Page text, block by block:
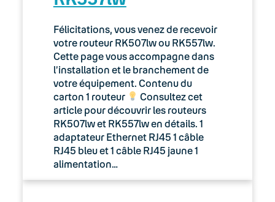
Félicitations, vous venez de recevoir
votre routeur RK507lw ou RK557lw.
Cette page vous accompagne dans
l’installation et le branchement de
votre équipement. Contenu du
carton 1 routeur
Consultez cet
article pour découvrir les routeurs
RK507lw et RK557lw en détails. 1
adaptateur Ethernet RJ45 1 câble
RJ45 bleu et 1 câble RJ45 jaune 1
alimentation…